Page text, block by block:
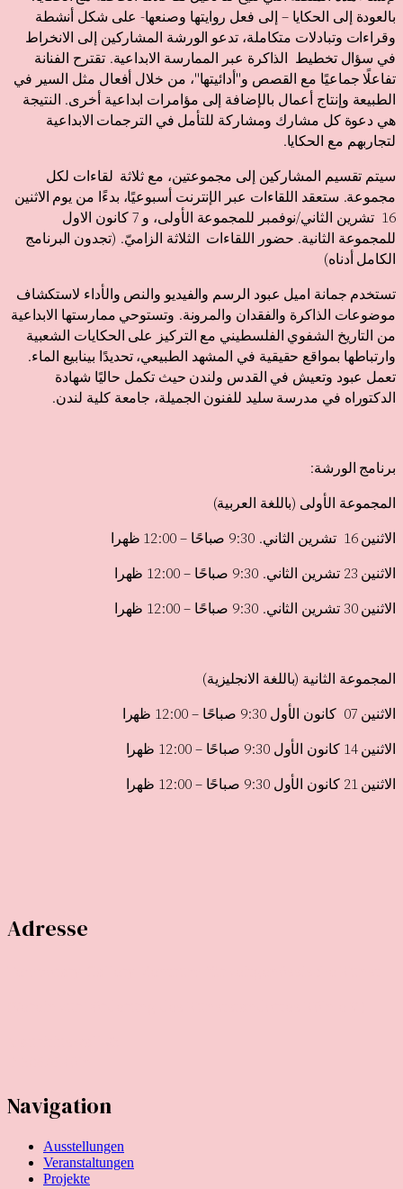
بالعودة إلى الحكايا – إلى فعل روايتها وصنعها- على شكل أنشطة
وقراءات وتبادلات متكاملة، تدعو الورشة المشاركين إلى الانخراط
في سؤال تخطيط الذاكرة عبر الممارسة الابداعية. تقترح الفنانة
تفاعلًا جماعيًا مع القصص و"أدائيتها"، من خلال أفعال مثل السير في
الطبيعة وإنتاج أعمال بالإضافة إلى مؤامرات ابداعية أخرى. النتيجة
هي دعوة كل مشارك ومشاركة للتأمل في الترجمات الابداعية
لتجاربهم مع الحكايا.
سيتم تقسيم المشاركين إلى مجموعتين، مع ثلاثة لقاءات لكل
مجموعة. ستعقد اللقاءات عبر الإنترنت أسبوعيًا، بدءًا من يوم الاثنين
16 تشرين الثاني/نوفمبر للمجموعة الأولى، و 7
كانون الاول
للمجموعة الثانية. حضور اللقاءات الثلاثة الزاميّ. (تجدون البرنامج
الكامل أدناه)
تستخدم جمانة اميل عبود الرسم والفيديو والنص والأداء لاستكشاف
موضوعات الذاكرة والفقدان والمرونة. وتستوحي ممارستها الابداعية
من التاريخ الشفوي الفلسطيني مع التركيز على الحكايات الشعبية
وارتباطها بمواقع حقيقية في المشهد الطبيعي، تحديدًا بينابيع الماء.
تعمل عبود وتعيش في القدس ولندن حيث تكمل حاليًا شهادة
الدكتوراه في مدرسة سليد للفنون الجميلة، جامعة كلية لندن.
برنامج الورشة:
المجموعة الأولى (باللغة العربية)
الاثنين 16 تشرين الثاني. 9:30 صباحًا – 12:00 ظهرا
الاثنين 23 تشرين الثاني. 9:30 صباحًا – 12:00 ظهرا
الاثنين 30 تشرين الثاني. 9:30 صباحًا – 12:00 ظهرا
المجموعة الثانية (باللغة الانجليزية)
الاثنين 07 كانون الأول 9:30 صباحًا – 12:00 ظهرا
الاثنين 14 كانون الأول 9:30 صباحًا – 12:00 ظهرا
الاثنين 21 كانون الأول 9:30 صباحًا – 12:00 ظهرا
Adresse
Navigation
Ausstellungen
Veranstaltungen
Projekte